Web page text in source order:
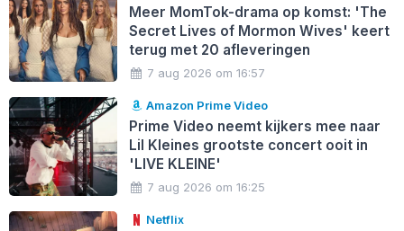
Meer MomTok-drama op komst: 'The
Secret Lives of Mormon Wives' keert
terug met 20 afleveringen
7 aug 2026 om 16:57
Amazon Prime Video
Prime Video neemt kijkers mee naar
Lil Kleines grootste concert ooit in
'LIVE KLEINE'
7 aug 2026 om 16:25
Netflix